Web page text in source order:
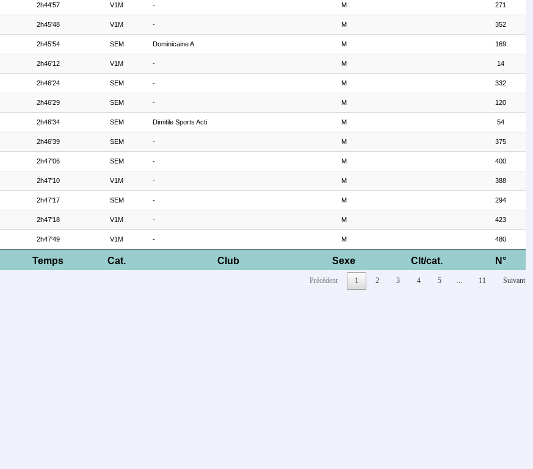
Temps Cat. Club Sexe Clt/cat. N°
2h44'57 V1M - M 271
2h45'48 V1M - M 352
2h45'54 SEM Dominicaine A M 169
2h46'12 V1M - M 14
2h46'24 SEM - M 332
2h46'29 SEM - M 120
2h46'34 SEM Dimitile Sports Acti M 54
2h46'39 SEM - M 375
2h47'06 SEM - M 400
2h47'10 V1M - M 388
2h47'17 SEM - M 294
2h47'18 V1M - M 423
2h47'49 V1M - M 480
Précédent 1 2 3 4 5 11 Suivant